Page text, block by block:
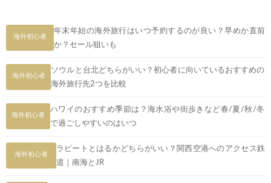
海外初心者
年末年始の海外旅行はいつ予約するのが良い？早めか直前
か？セール狙いも
海外初心者
ソウルと台北どちらがいい？初心者に向いているおすすめの
海外旅行先2つを比較
海外初心者
ハワイのおすすめ季節は？海水浴や街歩きなど春/夏/秋/冬
で過ごしやすいのはいつ
海外初心者
ラピートとはるかどちらがいい？関西空港へのアクセス鉄
道｜南海とJR